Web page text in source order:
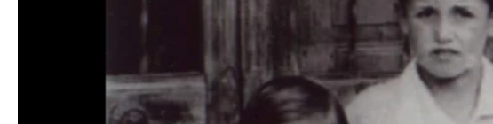
patrocinador
GIRALDO
policlínica dental